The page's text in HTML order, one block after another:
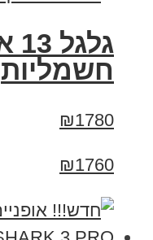
חשמליות
₪1780
₪1760